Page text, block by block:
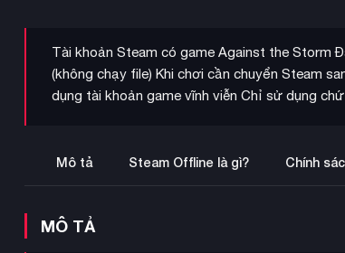
Tài khoản Steam có game Against the Storm
(không chạy file) Khi chơi cần chuyển Steam
dụng tài khoản game vĩnh viễn Chỉ sử dụng
Mô tả Steam Offline là gì? Chính
MÔ TẢ